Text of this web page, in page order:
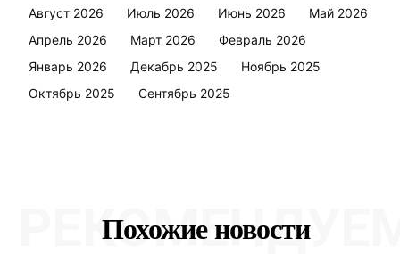
Август 2026 Июль 2026 Июнь 2026
Май 2026
Апрель 2026
Март 2026
Февраль 2026
Январь 2026
Декабрь 2025
Ноябрь 2025
Октябрь 2025
Сентябрь 2025
Похожие новости